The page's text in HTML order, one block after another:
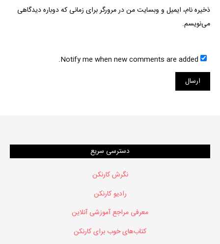
ذخیره نام، ایمیل و وبسایت من در مرورگر برای زمانی که دوباره دیدگاهی
می‌نویسم.
Notify me when new comments are added.
دسترسی سریع
نگرش کارنکن
رادیو کارنکن
معرفی مراجع آموزشی آنلاین
کتاب‌های خوب برای کارنکن